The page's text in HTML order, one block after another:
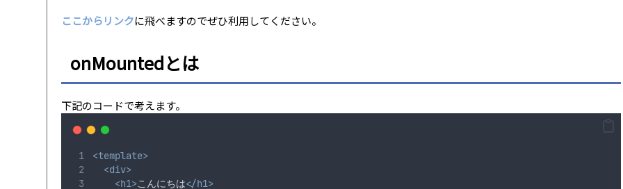
ここからリンクに飛べますのでぜひ利用してください。
onMountedとは
下記のコードで考えます。
<template>
<div>
<h1>こんにちは</h1>